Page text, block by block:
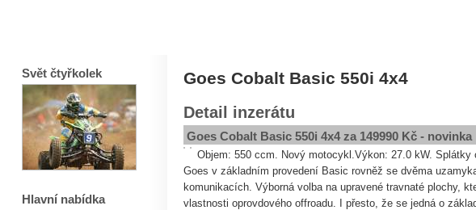
Goes Cobalt Basic 550i 4x4
Detail inzerátu
Goes Cobalt Basic 550i 4x4 za 149990 Kč - novinka
Objem: 550 ccm. Nový motocykl.Výkon: 27.0 kW.
Goes v základním provedení Basic rovněž se dvěma
komunikacích. Výborná volba na upravené travnaté plochy,
vlastnosti oprovdového offroadu. I přesto, že se jedná o
Svět čtyřkolek
Hlavní nabídka